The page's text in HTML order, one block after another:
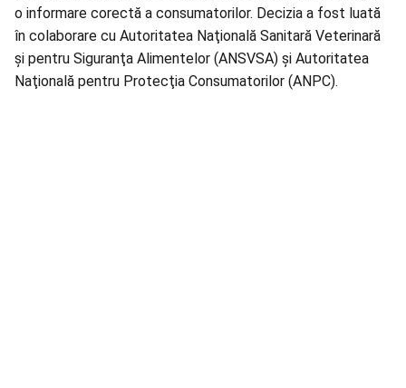
o informare corectă a consumatorilor. Decizia a fost luată
în colaborare cu Autoritatea Naţională Sanitară Veterinară
şi pentru Siguranţa Alimentelor (ANSVSA) şi Autoritatea
Naţională pentru Protecţia Consumatorilor (ANPC).